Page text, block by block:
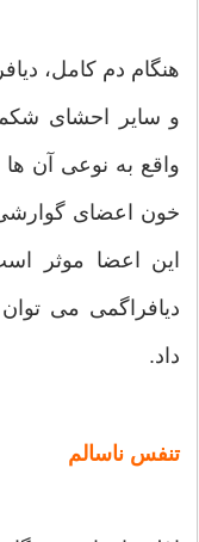
هنگام دم کامل،
و سایر احشای
واقع به نوعی آن
خون اعضای
این اعضا موثر
دیافراگمی می
داد.
تنفس ناسالم